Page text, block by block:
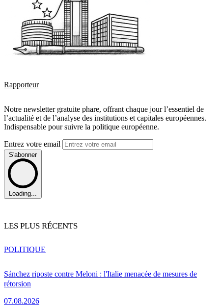
Rapporteur
Notre newsletter gratuite phare, offrant chaque jour l’essentiel de
l’actualité et de l’analyse des institutions et capitales européennes.
Indispensable pour suivre la politique européenne.
Entrez votre email
S'abonner
Loading...
LES PLUS RÉCENTS
Sánchez riposte contre Meloni : l'Italie menacée de mesures de
rétorsion
07.08.2026
POLITIQUE